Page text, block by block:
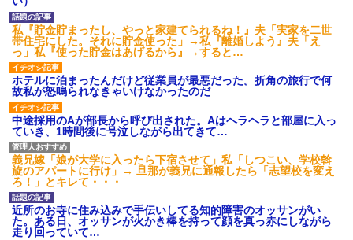
【ネット騒然】惨殺されたタ
ワマン頂き女子のこの動画、す
げえええええｗｗｗｗｗｗｗｗ
ｗｗｗ
【愕然】白のクラウン俺氏、
高速道路左車線を制限速度で走
った結果wwwwwwwwwwww
百年の恋12-899 食べた量を
張り合ってくる
【悲報】佐藤輝明・・・２軍
でも盛大にやらかす←あまり悲
しませないでくれ
私『貯金貯まったし、やっと家建てられるね！』夫「実家を二世
帯住宅にした。それに貯金使った」→私『離婚しよう』夫「え
っ」私『使った貯金はあげるから』→すると…
ホテルに泊まったんだけど従業員が最悪だった。折角の旅行で何
故私が怒鳴られなきゃいけなかったのだ
中途採用のAが部長から呼び出された。Aはヘラヘラと部屋に入っ
ていき、1時間後に号泣しながら出てきて…
義兄嫁「娘が大学に入ったら下宿させて」私「しつこい、学校斡
旋のアパートに行け」→ 旦那が義兄に通報したら「志望校を変え
ろ！」とキレて・・・
近所のお寺に住み込みで手伝いしてる知的障害のオッサンがい
た。ある日、オッサンが火かき棒を持って顔を真っ赤にしながら
走り回っていて…